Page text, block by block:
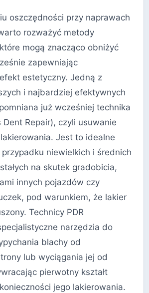
oszczędności przy naprawach
rozważyć metody
mogą znacząco obniżyć
zapewniając
estetyczny. Jedną z
i najbardziej efektywnych
już wcześniej technika
Dent Repair), czyli usuwanie
Jest to idealne
niewielkich i średnich
na skutek gradobicia,
innych pojazdów czy
pod warunkiem, że lakier
Technicy PDR
narzędzia do
blachy od
lub wyciągania jej od
pierwotny kształt
jego lakierowania.